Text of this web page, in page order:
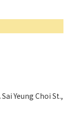
Yeung Choi St.,